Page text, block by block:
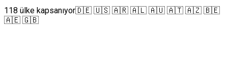
118 ülke kapsanıyor🇩🇪 🇺🇸 🇦🇷 🇦🇱 🇦🇺 🇦🇹 🇦🇿 🇧🇪
🇦🇪 🇬🇧